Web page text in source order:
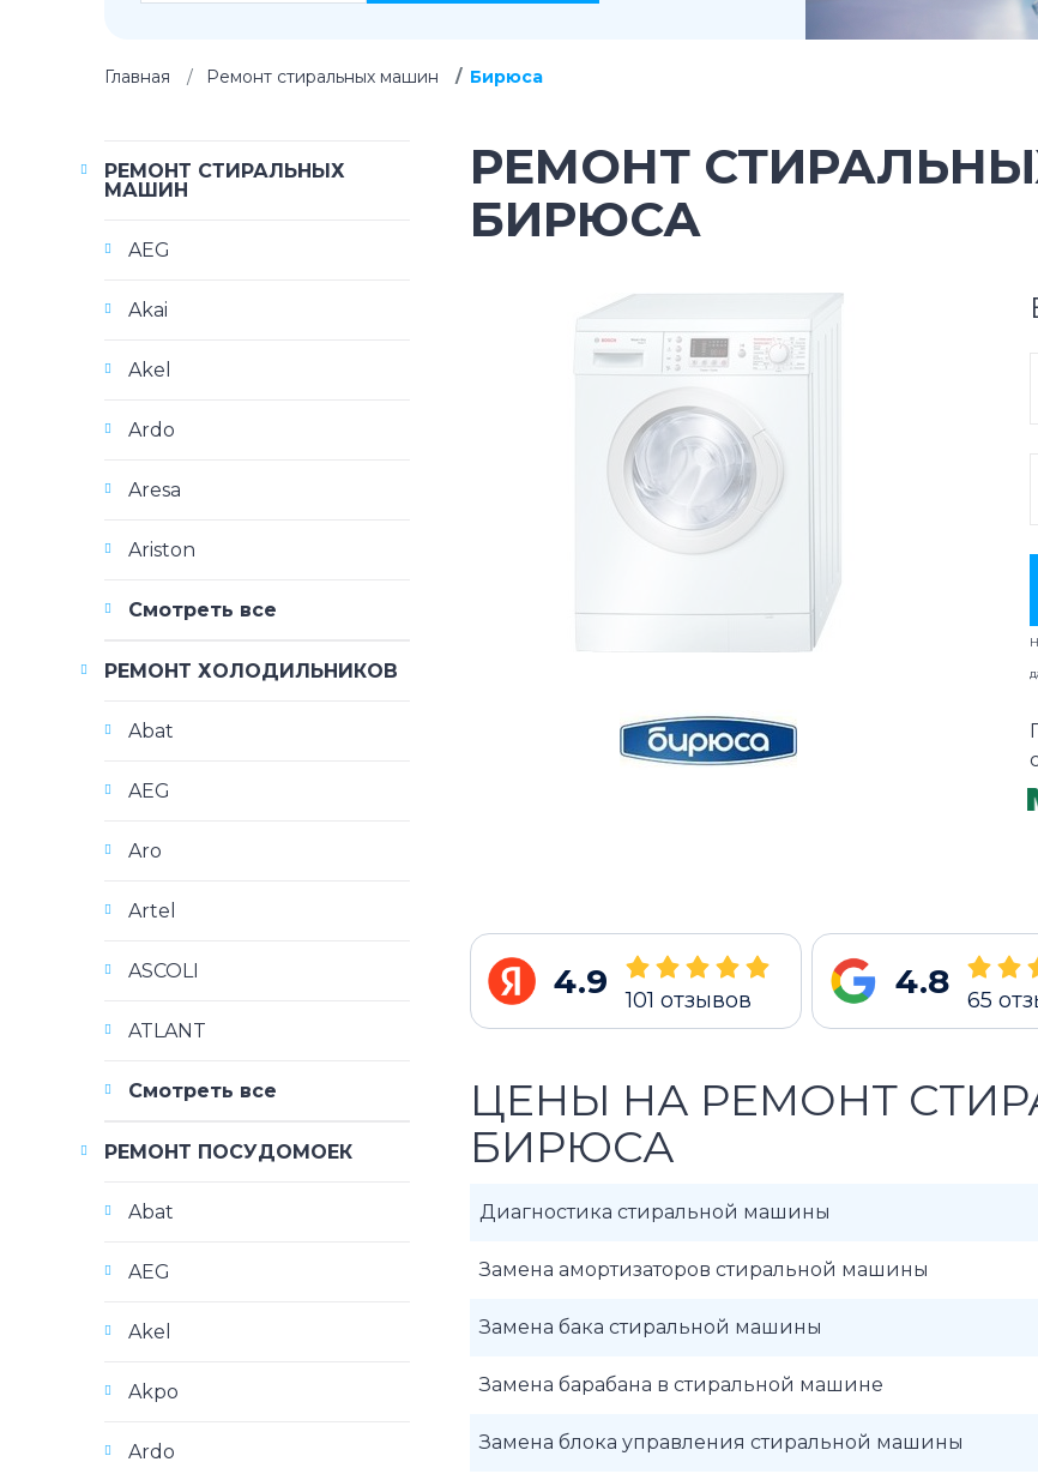
Главная Ремонт стиральных машин Бирюса
РЕМОНТ
БИРЮСА
4.9 101 отзывов 4.8 65
ЦЕНЫ НА РЕМОНТ
БИРЮСА
Диагностика стиральной машины
Замена амортизаторов стиральной машины
Замена бака стиральной машины
Замена барабана в стиральной машине
Замена блока управления стиральной машины
РЕМОНТ СТИРАЛЬНЫХ
МАШИН
AEG
Akai
Akel
Ardo
Aresa
Ariston
Смотреть все
РЕМОНТ ХОЛОДИЛЬНИКОВ
Abat
AEG
Aro
Artel
ASCOLI
ATLANT
Смотреть все
РЕМОНТ ПОСУДОМОЕК
Abat
AEG
Akel
Akpo
Ardo